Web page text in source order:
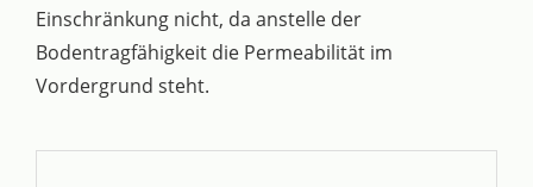
Einschränkung nicht, da anstelle der
Bodentragfähigkeit die Permeabilität im
Vordergrund steht.